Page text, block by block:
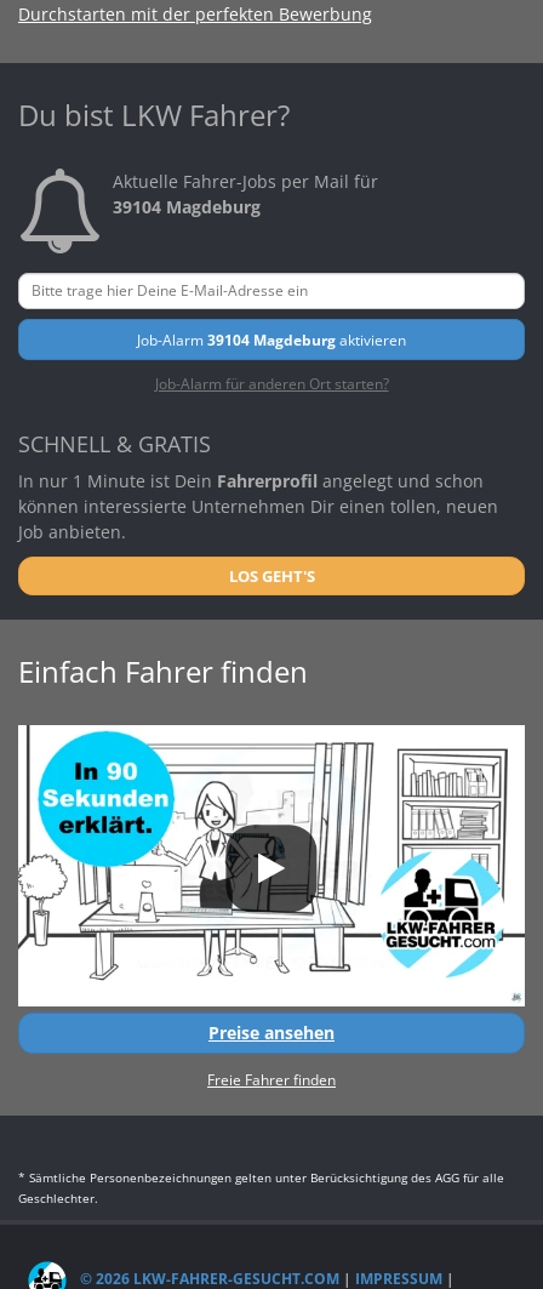
Durchstarten mit der perfekten Bewerbung
Du bist LKW Fahrer?
Aktuelle Fahrer-Jobs per Mail für
39104 Magdeburg
Job-Alarm39104 Magdeburgaktivieren
Job-Alarm für anderen Ort starten?
SCHNELL & GRATIS
In nur 1 Minute ist Dein Fahrerprofil angelegt und schon
können interessierte Unternehmen Dir einen tollen, neuen
Job anbieten.
LOS GEHT'S
Einfach Fahrer finden
Preise ansehen
Freie Fahrer finden
* Sämtliche Personenbezeichnungen gelten unter Berücksichtigung des AGG für alle
Geschlechter.
© 2026 LKW-FAHRER-GESUCHT.COM | IMPRESSUM |